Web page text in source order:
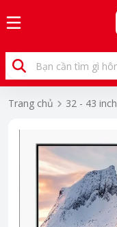
Trang chủ 32 - 43 inch